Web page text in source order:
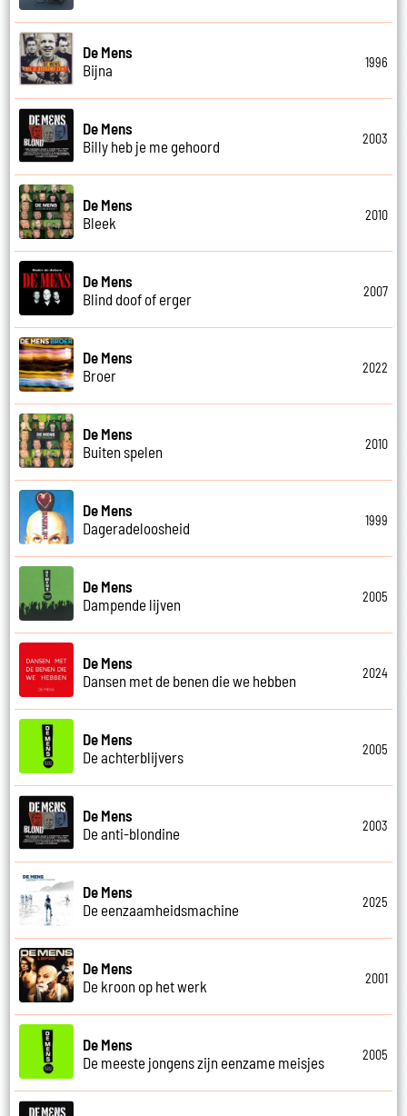
De Mens
Bijna
1996
De Mens
Billy heb je me gehoord
2003
De Mens
Bleek
2010
De Mens
Blind doof of erger
2007
De Mens
Broer
2022
De Mens
Buiten spelen
2010
De Mens
Dageradeloosheid
1999
De Mens
Dampende lijven
2005
De Mens
Dansen met de benen die we hebben
2024
De Mens
De achterblijvers
2005
De Mens
De anti-blondine
2003
De Mens
De eenzaamheidsmachine
2025
De Mens
De kroon op het werk
2001
De Mens
De meeste jongens zijn eenzame meisjes
2005